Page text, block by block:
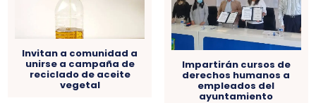
Invitan a comunidad a
unirse a campaña de
reciclado de aceite
vegetal
Impartirán cursos de
derechos humanos a
empleados del
ayuntamiento